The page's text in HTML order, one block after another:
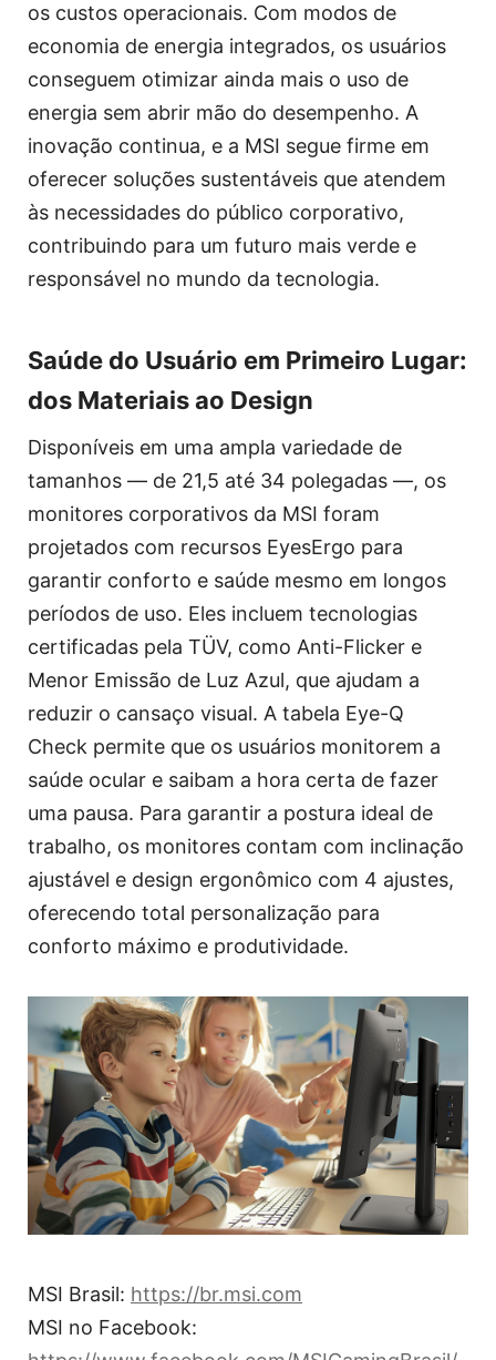
os custos operacionais. Com modos de
economia de energia integrados, os usuários
conseguem otimizar ainda mais o uso de
energia sem abrir mão do desempenho. A
inovação continua, e a MSI segue firme em
oferecer soluções sustentáveis que atendem
às necessidades do público corporativo,
contribuindo para um futuro mais verde e
responsável no mundo da tecnologia.
Saúde do Usuário em Primeiro Lugar:
dos Materiais ao Design
Disponíveis em uma ampla variedade de
tamanhos — de 21,5 até 34 polegadas —, os
monitores corporativos da MSI foram
projetados com recursos EyesErgo para
garantir conforto e saúde mesmo em longos
períodos de uso. Eles incluem tecnologias
certificadas pela TÜV, como Anti-Flicker e
Menor Emissão de Luz Azul, que ajudam a
reduzir o cansaço visual. A tabela Eye-Q
Check permite que os usuários monitorem a
saúde ocular e saibam a hora certa de fazer
uma pausa. Para garantir a postura ideal de
trabalho, os monitores contam com inclinação
ajustável e design ergonômico com 4 ajustes,
oferecendo total personalização para
conforto máximo e produtividade.
MSI Brasil: https://br.msi.com
MSI no Facebook: